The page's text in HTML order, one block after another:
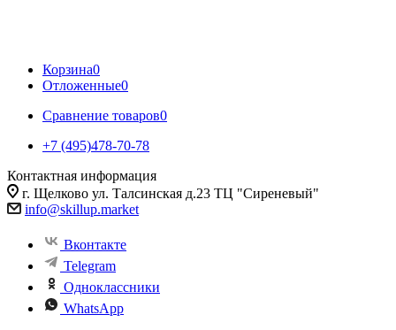
Корзина0
Отложенные0
Сравнение товаров0
+7 (495)478-70-78
Контактная информация
г. Щелково ул. Талсинская д.23 ТЦ "Сиреневый"
info@skillup.market
Вконтакте
Telegram
Одноклассники
WhatsApp